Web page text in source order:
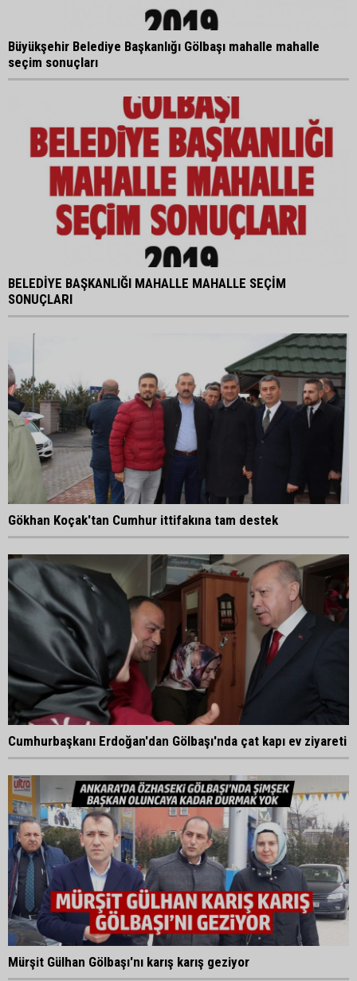
Büyükşehir Belediye Başkanlığı Gölbaşı mahalle mahalle
seçim sonuçları
BELEDİYE BAŞKANLIĞI MAHALLE MAHALLE SEÇİM
SONUÇLARI
Gökhan Koçak'tan Cumhur ittifakına tam destek
Cumhurbaşkanı Erdoğan'dan Gölbaşı'nda çat kapı ev ziyareti
Mürşit Gülhan Gölbaşı'nı karış karış geziyor